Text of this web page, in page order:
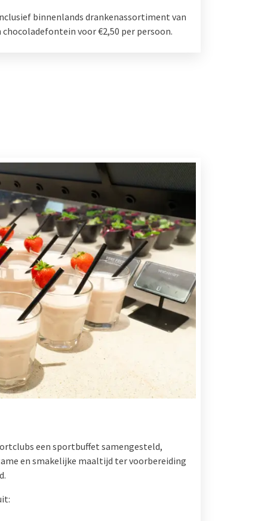
binnenlands drankenassortiment van
voor €2,50 per persoon.
een sportbuffet samengesteld,
en smakelijke maaltijd ter voorbereiding